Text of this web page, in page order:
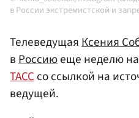
в России экстремистской и
ТелеведущаяКсения
вРоссиюеще неделю
ТАССсо ссылкой на
ведущей.